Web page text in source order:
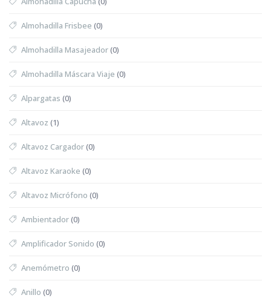
Almohadilla Frisbee (0)
Almohadilla Masajeador(0)
Almohadilla Máscara Viaje (0)
Alpargatas (0)
Altavoz (1)
Altavoz Cargador(0)
Altavoz Karaoke (0)
Altavoz Micrófono (0)
Ambientador(0)
Amplificador Sonido (0)
Anemómetro (0)
Anillo (0)